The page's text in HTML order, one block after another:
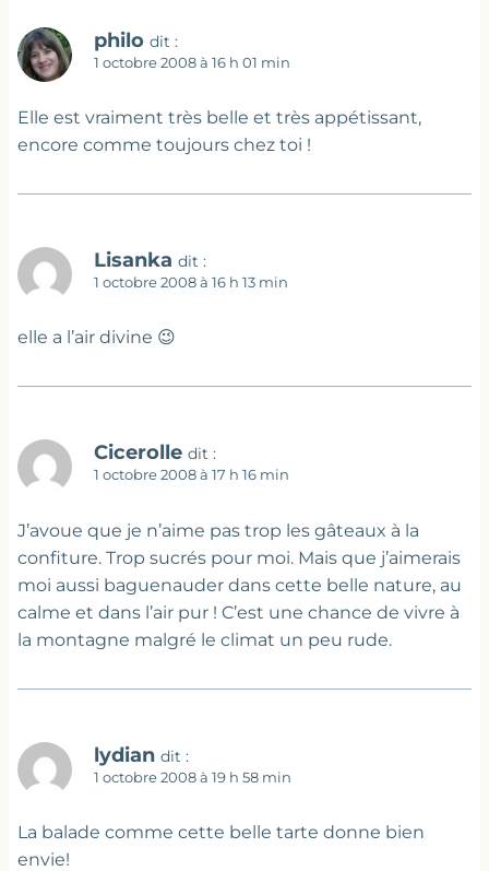
philo dit :
1 octobre 2008 à 16 h 01 min
Elle est vraiment très belle et très appétissant,
encore comme toujours chez toi !
Lisanka dit :
1 octobre 2008 à 16 h 13 min
elle a l’air divine 😉
Cicerolle dit :
1 octobre 2008 à 17 h 16 min
J’avoue que je n’aime pas trop les gâteaux à la
confiture. Trop sucrés pour moi. Mais que j’aimerais
moi aussi baguenauder dans cette belle nature, au
calme et dans l’air pur ! C’est une chance de vivre à
la montagne malgré le climat un peu rude.
lydian dit :
1 octobre 2008 à 19 h 58 min
La balade comme cette belle tarte donne bien
envie!